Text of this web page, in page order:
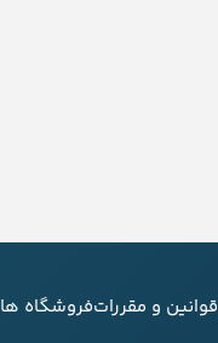
قوانین و مقرراتفروشگاه